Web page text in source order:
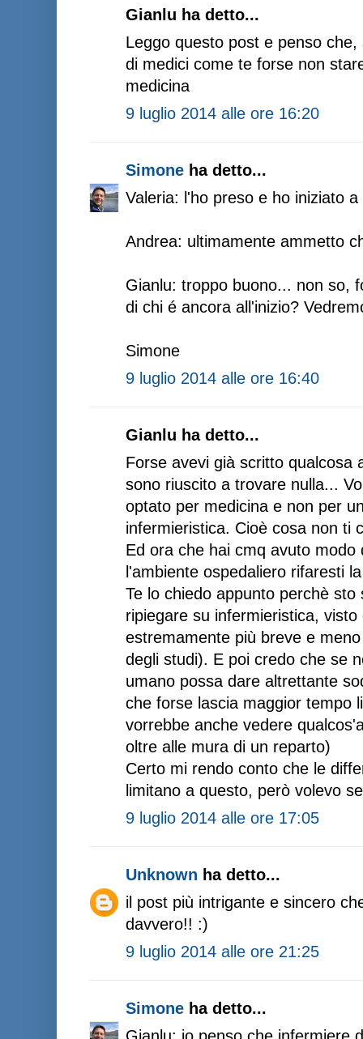
Gianlu ha detto...
Leggo questo post e penso
di medici come te forse non
medicina
9 luglio 2014 alle ore 16:20
Simone ha detto...
Valeria: l'ho preso e ho iniziato
Andrea: ultimamente ammetto
Gianlu: troppo buono... non so,
di chi é ancora all'inizio?
Simone
9 luglio 2014 alle ore 16:40
Gianlu ha detto...
Forse avevi già scritto qualcosa
sono riuscito a trovare nulla...
optato per medicina e non per
infermieristica. Cioè cosa non ti
Ed ora che hai cmq avuto
l'ambiente ospedaliero rifaresti
Te lo chiedo appunto perchè
ripiegare su infermieristica,
estremamente più breve e
degli studi). E poi credo che se
umano possa dare altrettante
che forse lascia maggior tempo
vorrebbe anche vedere
oltre alle mura di un reparto)
Certo mi rendo conto che le
limitano a questo, però volevo
9 luglio 2014 alle ore 17:05
Unknown ha detto...
il post più intrigante e sincero
davvero!! :)
9 luglio 2014 alle ore 21:25
Simone ha detto...